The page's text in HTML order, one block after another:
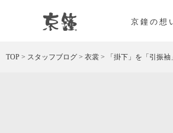
京都・東京で和装、和婚
京鐘の想
TOP > スタッフブログ > 衣裳 > 「掛下」を「引振